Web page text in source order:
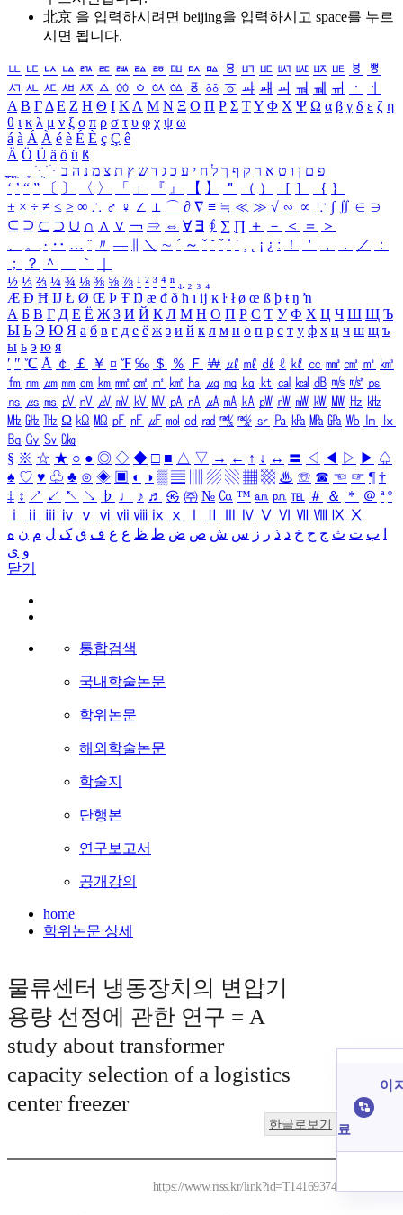
北京 을 입력하시려면 beijing을 입력하시고 space를 누르
시면 됩니다.
ㅥ ㅦ ㅧ ㅨ ㅩ ㅪ ㅫ ㅬ ㅭ ㅮ ㅯ ㅰ ㅱ ㅲ ㅳ ㅴ ㅵ ㅶ ㅷ ㅸ
ㅹ
ㅺ ㅻ ㅼ ㅽ ㅾ ㅿ ㆀ ㆁ ㆂ ㆃ ㆄ ㆅ ㆆ ㆇ ㆈ ㆉ ㆊ ㆋ ㆌ ㆍ
ㆎ
Α Β ΓΔ Ε Ζ Η Θ Ι ΚΛ Μ Ν Ξ Ο Π Ρ Σ ΤΥ Φ Χ Ψ Ω α β γ δ ε ζ η
θ ι κ λ μ ν ξ ο π ρ σ τ υ φ χ ψ ω
á à Á À é è É È ç Ç ê
Ä Ö Ü ä ö ü ß
ִֶֹ ֻּ ׁׂ פ ם ן ו ט א ר ק ף ך ל ח י ע כ ג ד ש ץ ת צ מ נ ה ב
‘ ’ “ ” 〔 〕 〈 〉 「 」 『 』 【 】 ＂ （ ） ［ ］ ｛ ｝
± × ÷ ≠ ≤ ≥ ∞ ∴ ♂ ♀ ∠ ⊥ ⌒ ∂ ∇ ≡ ≒ ≪ ≫ √ ∽ ∝ ∵ ∫ ∬ ∈ ∋
⊆ ⊇ ⊂ ⊃ ∪ ∩ ∧ ∨ ￢ ⇒ ⇔ ∀ ∃ ∮ ∑ ∏ ＋ － ＜ ＝
＞
、
。 · ‥ … ¨ 〃 ― ＼ ∼ ´ ～ ˇ ˘ ˝ ˚ ˙ ¸ ¡ ¿ ː ！ ＇ ， ． ／
：
；
？ ＾ ｀
½ ⅓ ⅔ ¼ ¾ ⅛ ⅜ ⅝ ⅞ ¹ ² ³ ⁴ ⁿ ₁ ₂ ₃ ₄
Æ Ð Ħ Ĳ Ł Ø Œ Þ Ŧ Ŋ æ đ ð ħ ı ĳ ĸ ŀ ł ø œ ß þ ŧ ŋ ŉ
А Б В Г Д Е Ё Ж З И Й К Л М Н О П Р С Т У Ф Х Ц Ч Ш Щ Ъ
Ы Ь Э Ю Я а б в г д е ё ж з и й к л м н о п р с т у ф х ц ч ш щ ъ
ы ь э ю я
′ ″ ℃ Å ￠ ￡ ￥ ¤ ℉ ‰ ＄ ％ Ｆ ￦ ㎕ ㎖ ㎗ ℓ ㎘ ㏄ ㎣ ㎤ ㎥ ㎦
㎙ ㎚ ㎛ ㎜ ㎝ ㎞ ㎟ ㎠ ㎡ ㎢ ㏊ ㎍ ㎎ ㎏ ㏏ ㎈ ㎉ ㏈ ㎧ ㎨ ㎰
㎱ ㎲ ㎳ ㎴ ㎵ ㎶ ㎷ ㎸ ㎹ ㎀ ㎁ ㎂ ㎃ ㎄ ㎺ ㎻ ㎽ ㎾ ㎿ ㎐ ㎑
㎒ ㎓ ㎔ Ω ㏀ ㏁ ㎊ ㎋ ㎌ ㏖ ㏅ ㎭ ㎮ ㎯ ㏛ ㎩ ㎪ ㎫ ㎬ ㏝ ㏐
㏓
㏃ ㏉ ㏜ ㏆
§ ※ ☆ ★ ○ ● ◎ ◇ ◆ □ ■ △ ▽ → ← ↑ ↓ ↔ 〓 ◁ ◀ ▷ ▶ ♤
♠ ♡ ♥ ♧ ♣ ⊙ ◈ ▣ ◐ ◑ ▒ ▤ ▨ ▧ ▦ ▩ ♨ ☏ ☎ ☜ ☞ ¶ †
‡ ↕ ↗ ↙ ↖ ↘ ♭ ♩ ♪ ♬ ㉿ ㈜ № ㏇ ™ ㏂ ㏘ ℡ ＃ ＆ ＊ ＠ ª º
ⅰ
ⅱ ⅲ ⅳ ⅴ ⅵ ⅶ ⅷ ⅸ ⅹ Ⅳ Ⅴ Ⅵ Ⅶ Ⅷ Ⅸ Ⅹ
ب ت ث ج ح خ د ذ ر ز س ش ص ض ط ظ ع غ ف ق ک ل م ن ه
و ی
닫기
통합검색
국내학술논문
학위논문
해외학술논문
학술지
단행본
연구보고서
공개강의
home
학위논문 상세
물류센터 냉동장치의 변압기
용량 선정에 관한 연구 = A
study about transformer
capacity selection of a logistics
center freezer
한글로보기
https://www.riss.kr/link?id=T14169374
이
료